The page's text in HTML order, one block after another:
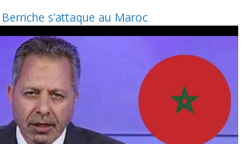
s’attaque au Maroc